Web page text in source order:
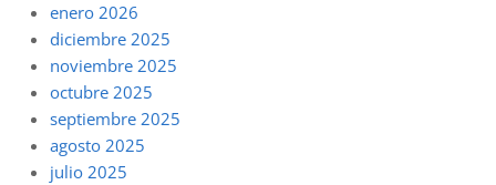
enero 2026
diciembre 2025
noviembre 2025
octubre 2025
septiembre 2025
agosto 2025
julio 2025